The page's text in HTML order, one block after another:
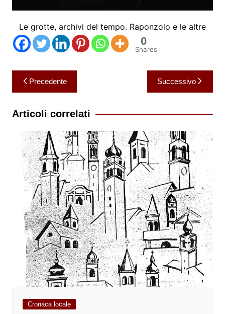
Le grotte, archivi del tempo. Raponzolo e le altre
0
Shares
Navigazione
articoli
Precedente Successivo
Articoli correlati
Cronaca locale